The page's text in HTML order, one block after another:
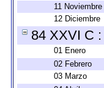
11 Noviembre
12 Diciembre
84 XXVI C
01 Enero
02 Febrero
03 Marzo